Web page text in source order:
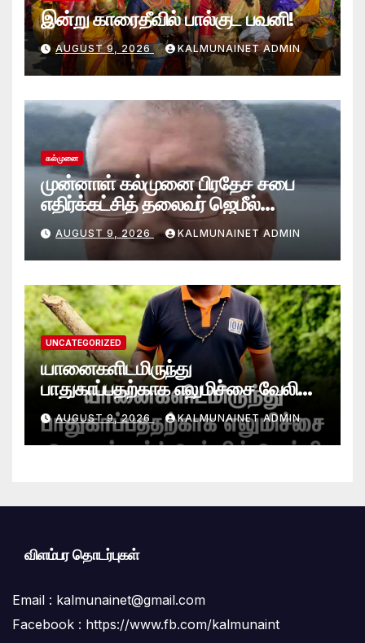
இன்று காரைதீவில் பால்குட பவனி!
AUGUST 9, 2026 KALMUNAINET ADMIN
கல்முனை
முன்னாள் கல்முனை பிரதேச சபை
எதிர்க்கட்சித் தலைவர் ஜெமீல்
காலமானார்.!
AUGUST 9, 2026 KALMUNAINET ADMIN
UNCATEGORIZED
யானைகளிடமிருந்து
பாதுகாப்பதற்காக எலுமிச்சை வேலி
அமைத்தல்’ ஆய்வில் வெற்றி
என்கிறார் வினோஜ்குமார்
AUGUST 9, 2026 KALMUNAINET ADMIN
விளம்பர தொடர்புகள்
Email : kalmunainet@gmail.com
Facebook : https://www.fb.com/kalmunaint